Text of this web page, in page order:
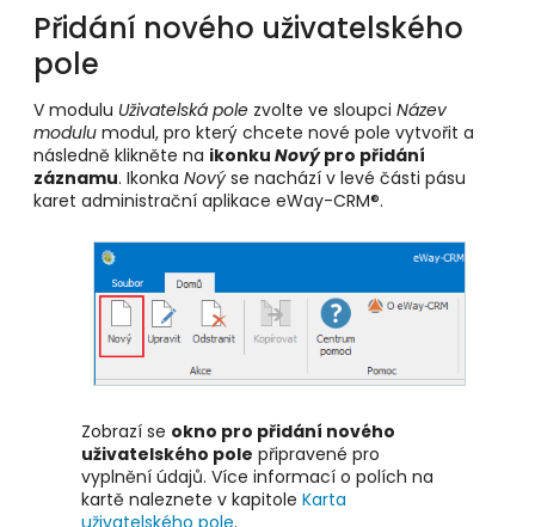
Přidání nového uživatelského
pole
V modulu Uživatelská pole zvolte ve sloupci Název
modulu modul, pro který chcete nové pole vytvořit a
následně klikněte na ikonku Novýpro přidání
záznamu. Ikonka Nový se nachází v levé části pásu
karet administrační aplikace eWay-CRM®.
Zobrazí se okno pro přidání nového
uživatelského pole připravené pro
vyplnění údajů. Více informací o polích na
kartě naleznete v kapitole Karta
uživatelského pole.